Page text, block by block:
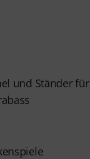
und Ständer für